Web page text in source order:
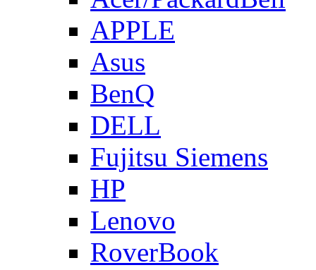
APPLE
Asus
BenQ
DELL
Fujitsu Siemens
HP
Lenovo
RoverBook